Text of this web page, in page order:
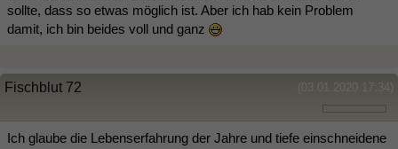
sollte, dass so etwas möglich ist. Aber ich hab kein Problem
damit, ich bin beides voll und ganz
(03.01.2020 17:34)
Fischblut 72
Ich glaube die Lebenserfahrung der Jahre und tiefe einschneidene